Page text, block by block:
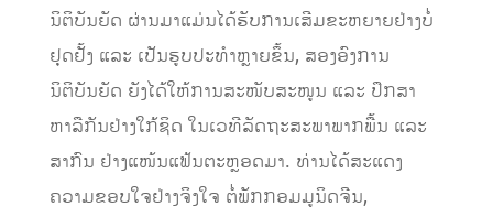
ນິຕິບັນຍັດ ຜ່ານມາແມ່ນໄດ້ຮັບການເສີມຂະຫຍາຍຢ່າງບໍ່
ຢຸດຢັ້ງ ແລະ ເປັນຮູບປະທໍາຫຼາຍຂຶ້ນ, ສອງອົງການ
ນິຕິບັນຍັດ ຍັງໄດ້ໃຫ້ການສະໜັບສະໜູນ ແລະ ປຶກສາ
ຫາລືກັນຢ່າງໃກ້ຊິດ ໃນເວທີລັດຖະສະພາພາກພື້ນ ແລະ
ສາກົນ ຢ່າງແໜ້ນແຟ້ນຕະຫຼອດມາ. ທ່ານໄດ້ສະແດງ
ຄວາມຂອບໃຈຢ່າງຈິງໃຈ ຕໍ່ພັກກອມມູນິດຈີນ,